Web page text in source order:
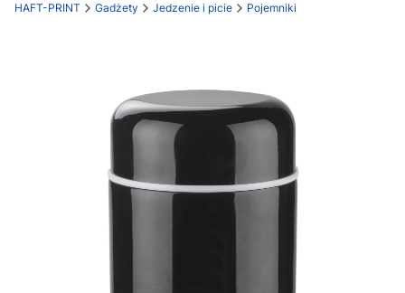
HAFT-PRINT Gadżety Jedzenie i picie Pojemniki